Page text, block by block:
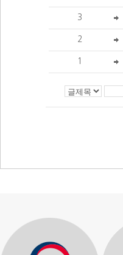
3
2
1